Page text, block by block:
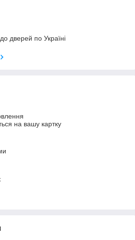
дверей по Україні
на вашу картку